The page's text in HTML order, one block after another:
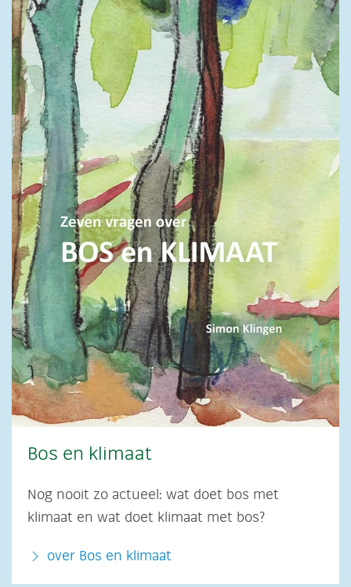
Bos en klimaat
Nog nooit zo actueel: wat doet bos met
klimaat en wat doet klimaat met bos?
over Bos en klimaat